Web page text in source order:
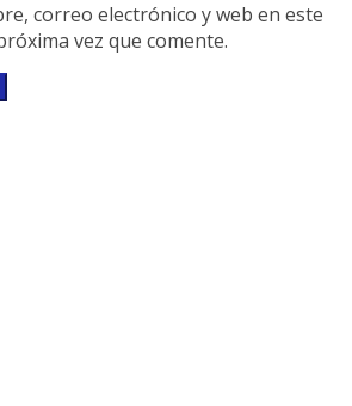
correo electrónico y web en este
vez que comente.